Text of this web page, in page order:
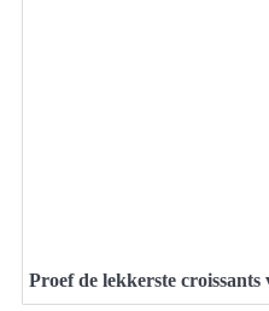
Proef de lekkerste